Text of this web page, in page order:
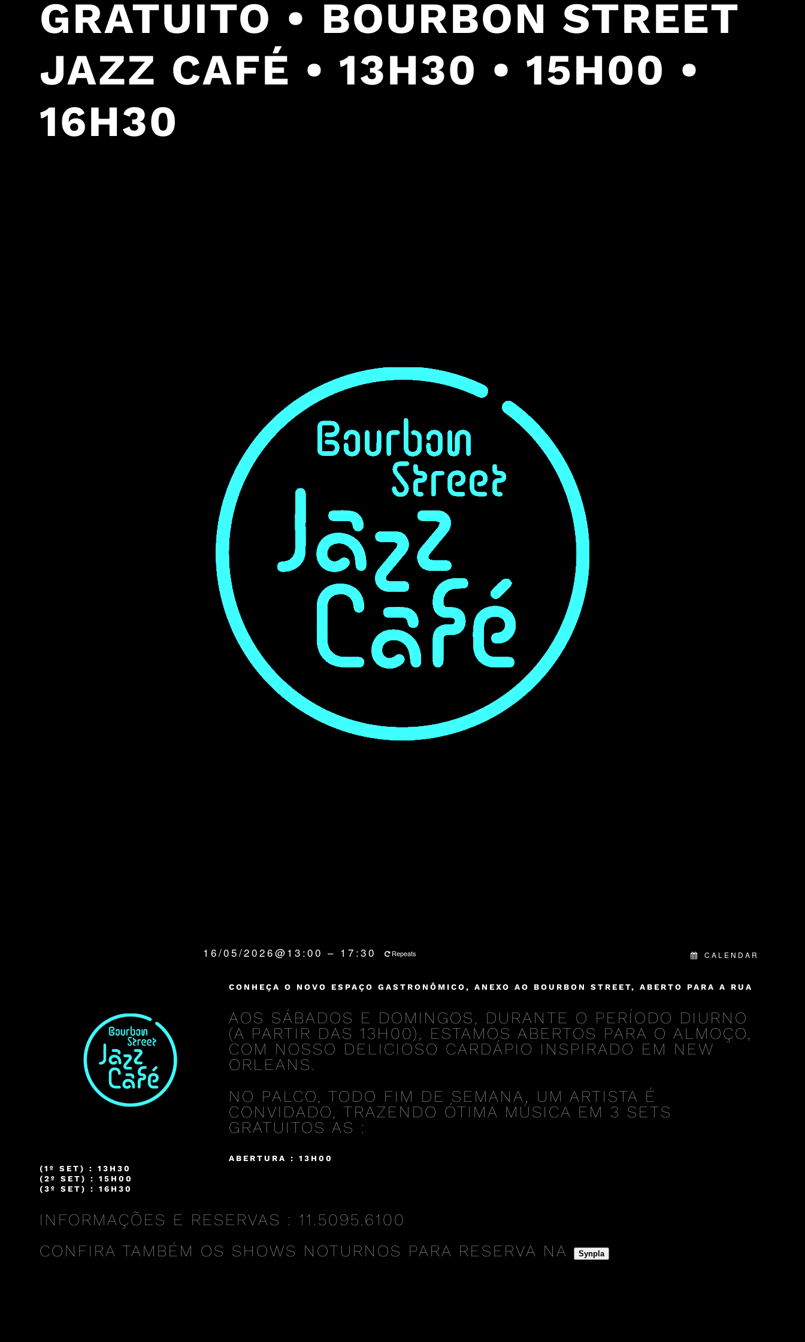
GRATUITO • BOURBON STREET
JAZZ CAFÉ • 13H30 • 15H00 •
16H30
CALENDAR
16/05/2026@13:00 – 17:30 Repeats
CONHEÇA O NOVO ESPAÇO GASTRONÔMICO, ANEXO AO BOURBON STREET, ABERTO PARA A RUA
AOS SÁBADOS E DOMINGOS, DURANTE O PERÍODO DIURNO
(A PARTIR DAS 13H00), ESTAMOS ABERTOS PARA O ALMOÇO,
COM NOSSO DELICIOSO CARDÁPIO INSPIRADO EM NEW
ORLEANS.
NO PALCO, TODO FIM DE SEMANA, UM ARTISTA É
CONVIDADO, TRAZENDO ÓTIMA MÚSICA EM 3 SETS
GRATUITOS AS :
ABERTURA : 13H00
(1º SET) : 13H30
(2º SET) : 15H00
(3º SET) : 16H30
INFORMAÇÕES E RESERVAS : 11.5095.6100
CONFIRA TAMBÉM OS SHOWS NOTURNOS PARA RESERVA NA
Synpla